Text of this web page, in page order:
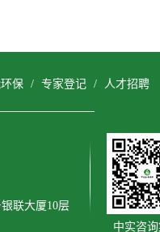
保 / 专家登记 / 人才招聘
联大厦10层
中实咨询